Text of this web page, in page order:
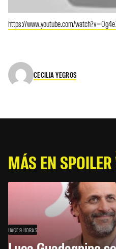
https://www.youtube.com/
CECILIA YEGROS
MÁS EN SPOILER
HACE 9 HORAS